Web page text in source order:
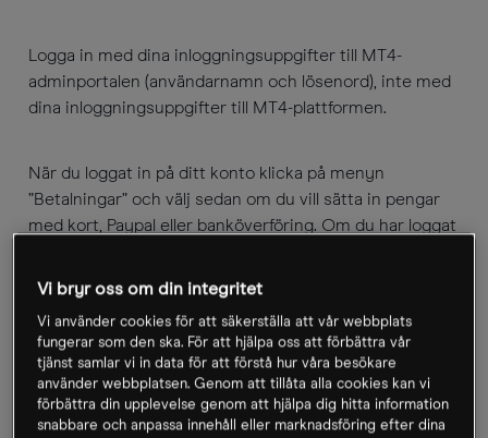
Logga in med dina inloggningsuppgifter till MT4-
adminportalen (användarnamn och lösenord), inte med
dina inloggningsuppgifter till MT4-plattformen.
När du loggat in på ditt konto klicka på menyn
”Betalningar” och välj sedan om du vill sätta in pengar
med kort, Paypal eller banköverföring. Om du har loggat
betalningsalternativen att presenteras direkt.
Om du föredrar att göra insättningar via mobilen kan du
skapa en genväg till betalsidan för MT4, genvägen
kommer att visas som en ikon på din hemskärm:
Vi bryr oss om din integritet
Vi använder cookies för att säkerställa att vår webbplats
fungerar som den ska. För att hjälpa oss att förbättra vår
tjänst samlar vi in data för att förstå hur våra besökare
använder webbplatsen. Genom att tillåta alla cookies kan vi
förbättra din upplevelse genom att hjälpa dig hitta information
snabbare och anpassa innehåll eller marknadsföring efter dina